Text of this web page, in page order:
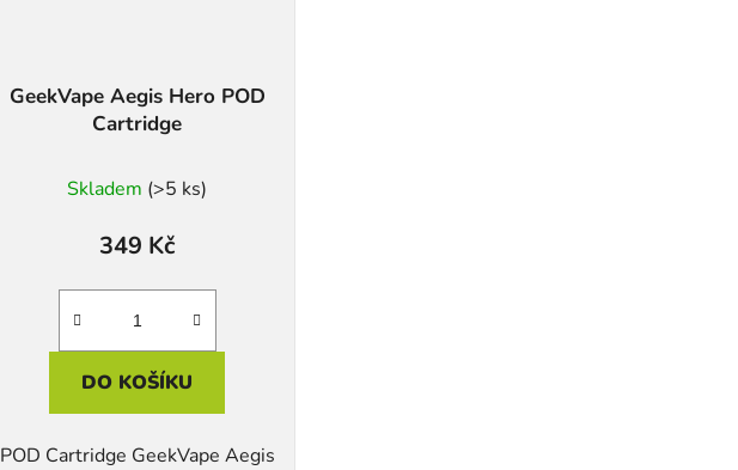
GeekVape Aegis Hero POD
Cartridge
Skladem (>5 ks)
349 Kč
DO KOŠÍKU
POD Cartridge GeekVape Aegis